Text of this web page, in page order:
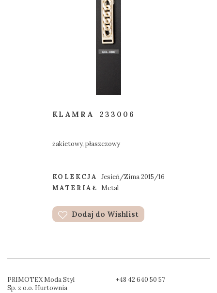
KLAMRA 233006
żakietowy, płaszczowy
KOLEKCJA
Jesień/Zima 2015/16
MATERIAŁ Metal
Dodaj do Wishlist
PRIMOTEX Moda Styl
Sp. z o.o. Hurtownia
+48 42 640 50 57